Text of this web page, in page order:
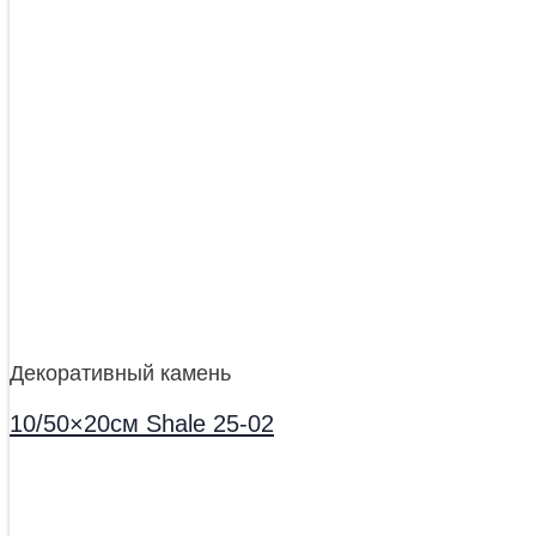
Декоративный камень
10/50×20см Shale 25-02